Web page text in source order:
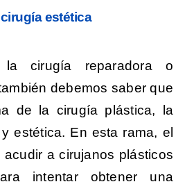
estética
cirugía reparadora o
debemos saber que
de la cirugía plástica, la
estética. En esta rama, el
a cirujanos plásticos
intentar obtener una